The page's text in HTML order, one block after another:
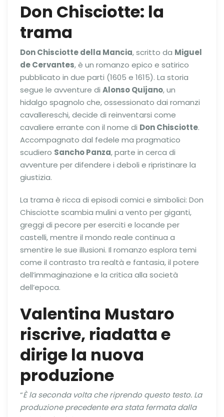
Don Chisciotte: la
trama
Don Chisciotte della Mancia, scritto da Miguel
de Cervantes, è un romanzo epico e satirico
pubblicato in due parti (1605 e 1615). La storia
segue le avventure di Alonso Quijano, un
hidalgo spagnolo che, ossessionato dai romanzi
cavallereschi, decide di reinventarsi come
cavaliere errante con il nome di Don Chisciotte.
Accompagnato dal fedele ma pragmatico
scudiero Sancho Panza, parte in cerca di
avventure per difendere i deboli e ripristinare la
giustizia.
La trama è ricca di episodi comici e simbolici: Don
Chisciotte scambia mulini a vento per giganti,
greggi di pecore per eserciti e locande per
castelli, mentre il mondo reale continua a
smentire le sue illusioni. Il romanzo esplora temi
come il contrasto tra realtà e fantasia, il potere
dell’immaginazione e la critica alla società
dell’epoca.
Valentina Mustaro
riscrive, riadatta e
dirige la nuova
produzione
“È la seconda volta che riprendo questo testo. La
produzione precedente era stata fermata dalla